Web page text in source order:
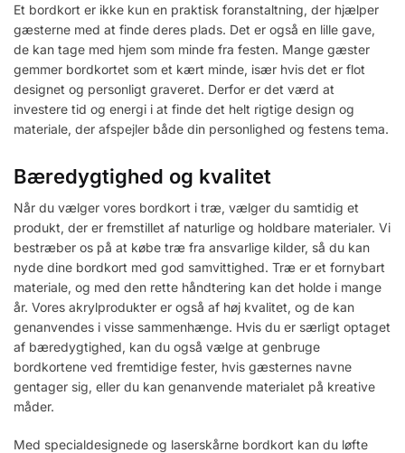
Et bordkort er ikke kun en praktisk foranstaltning, der hjælper
gæsterne med at finde deres plads. Det er også en lille gave,
de kan tage med hjem som minde fra festen. Mange gæster
gemmer bordkortet som et kært minde, især hvis det er flot
designet og personligt graveret. Derfor er det værd at
investere tid og energi i at finde det helt rigtige design og
materiale, der afspejler både din personlighed og festens tema.
Bæredygtighed og kvalitet
Når du vælger vores bordkort i træ, vælger du samtidig et
produkt, der er fremstillet af naturlige og holdbare materialer. Vi
bestræber os på at købe træ fra ansvarlige kilder, så du kan
nyde dine bordkort med god samvittighed. Træ er et fornybart
materiale, og med den rette håndtering kan det holde i mange
år. Vores akrylprodukter er også af høj kvalitet, og de kan
genanvendes i visse sammenhænge. Hvis du er særligt optaget
af bæredygtighed, kan du også vælge at genbruge
bordkortene ved fremtidige fester, hvis gæsternes navne
gentager sig, eller du kan genanvende materialet på kreative
måder.
Med specialdesignede og laserskårne bordkort kan du løfte